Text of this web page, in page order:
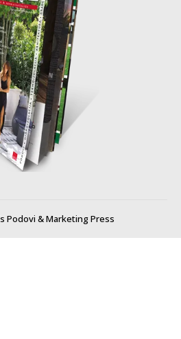
Podovi & Marketing Press